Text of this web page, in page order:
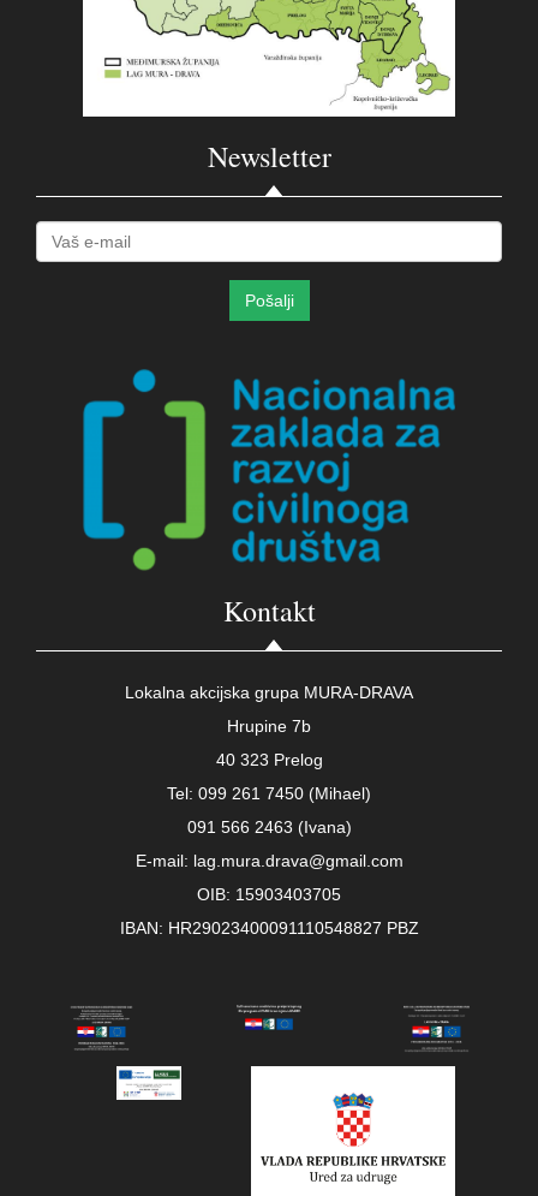
Newsletter
Kontakt
Lokalna akcijska grupa MURA-DRAVA
Hrupine 7b
40 323 Prelog
Tel: 099 261 7450 (Mihael)
091 566 2463 (Ivana)
E-mail: lag.mura.drava@gmail.com
OIB: 15903403705
IBAN: HR29023400091110548827 PBZ